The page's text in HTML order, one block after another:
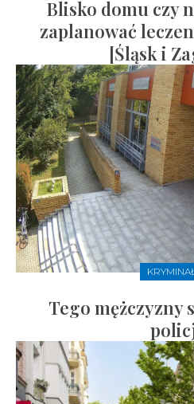
Blisko domu czy
zaplanować
[Śląsk i
Tego mężczyzny